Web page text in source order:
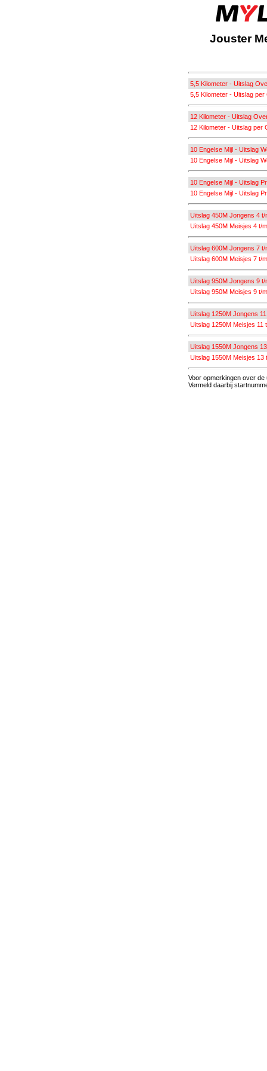
Jouster
5,5 Kilometer - Uitslag
5,5 Kilometer - Uitslag per
12 Kilometer - Uitslag
12 Kilometer - Uitslag per
10 Engelse Mijl - Uitslag
10 Engelse Mijl - Uitslag
10 Engelse Mijl - Uitslag
10 Engelse Mijl - Uitslag
Uitslag 450M Jongens 4 t/
Uitslag 450M Meisjes 4 t/
Uitslag 600M Jongens 7 t/
Uitslag 600M Meisjes 7 t/
Uitslag 950M Jongens 9 t/
Uitslag 950M Meisjes 9 t/
Uitslag 1250M Jongens
Uitslag 1250M Meisjes 11
Uitslag 1550M Jongens
Uitslag 1550M Meisjes 13
Voor opmerkingen over
Vermeld daarbij